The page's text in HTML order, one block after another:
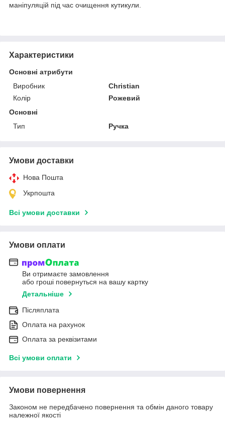
маніпуляцій під час очищення кутикули.
Характеристики
Основні атрибути
Виробник
Christian
Колір
Рожевий
Основні
Тип
Ручка
Умови доставки
Нова Пошта
Укрпошта
Всі умови доставки
Умови оплати
Ви отримаєте замовлення
або гроші повернуться на вашу картку
Детальніше
Післяплата
Оплата на рахунок
Оплата за реквізитами
Всі умови оплати
Умови повернення
Законом не передбачено повернення та обмін даного товару
належної якості